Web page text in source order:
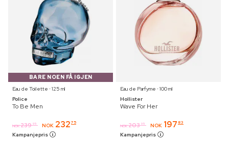
BARE NOEN FÅ IGJEN
Eau de Toilette ⋅ 125 ml
Police
To Be Men
NOK 239 95 NOK 232 75
Kampanjepris
Eau de Parfyme ⋅ 100 ml
Hollister
Wave For Her
NOK 203 95 NOK 197 83
Kampanjepris